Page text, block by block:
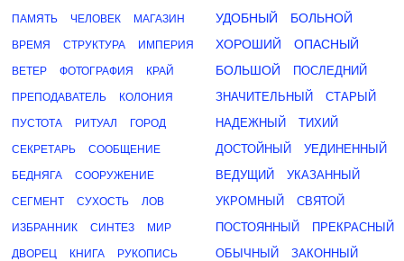
ПАМЯТЬ ЧЕЛОВЕК МАГАЗИН
ВРЕМЯ СТРУКТУРА ИМПЕРИЯ
ВЕТЕР ФОТОГРАФИЯ КРАЙ
ПРЕПОДАВАТЕЛЬ КОЛОНИЯ
ПУСТОТА РИТУАЛ ГОРОД
СЕКРЕТАРЬ СООБЩЕНИЕ
БЕДНЯГА СООРУЖЕНИЕ
СЕГМЕНТ СУХОСТЬ ЛОВ
ИЗБРАННИК СИНТЕЗ МИР
ДВОРЕЦ КНИГА РУКОПИСЬ
УДОБНЫЙ
БОЛЬНОЙ
ХОРОШИЙ
ОПАСНЫЙ
БОЛЬШОЙ
ПОСЛЕДНИЙ
ЗНАЧИТЕЛЬНЫЙ
СТАРЫЙ
НАДЕЖНЫЙ
ТИХИЙ
ДОСТОЙНЫЙ
УЕДИНЕННЫЙ
ВЕДУЩИЙ
УКАЗАННЫЙ
УКРОМНЫЙ
СВЯТОЙ
ПОСТОЯННЫЙ
ПРЕКРАСНЫЙ
ОБЫЧНЫЙ
ЗАКОННЫЙ